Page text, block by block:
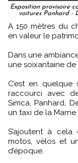
Exposition provisoire
voitures Panhard -
A 150 mètres du
en valeur le
Dans une
une soixantaine
C’est en
raccourci avec
Simca, Panhard,
un taxi de la Marne.
S’ajoutent à cela
motos, vélos et
d’époque.